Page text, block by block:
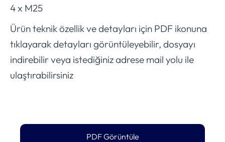
4 x M25
Ürün teknik özellik ve detayları için PDF ikonuna
tıklayarak detayları görüntüleyebilir, dosyayı
indirebilir veya istediğiniz adrese mail yolu ile
ulaştırabilirsiniz
PDF Görüntüle